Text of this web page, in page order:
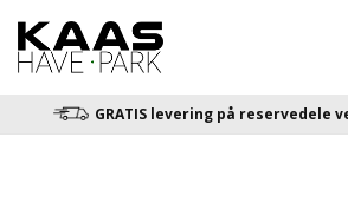
GRATIS levering på reservedele